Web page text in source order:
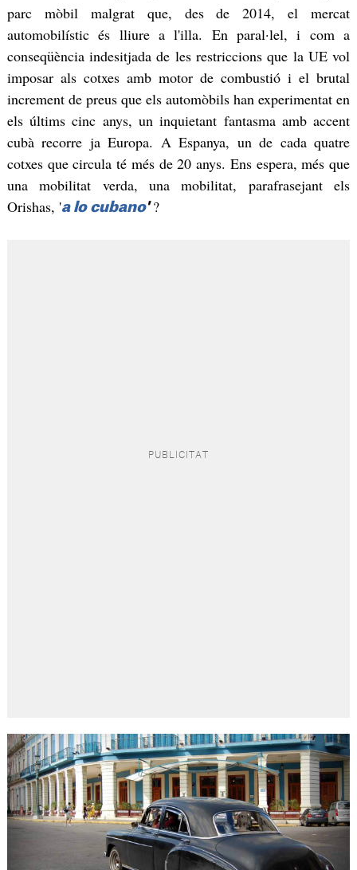
parc mòbil malgrat que, des de 2014, el mercat
automobilístic és lliure a l'illa. En paral·lel, i com a
conseqüència indesitjada de les restriccions que la UE vol
imposar als cotxes amb motor de combustió i el brutal
increment de preus que els automòbils han experimentat en
els últims cinc anys, un inquietant fantasma amb accent
cubà recorre ja Europa. A Espanya, un de cada quatre
cotxes que circula té més de 20 anys. Ens espera, més que
una mobilitat verda, una mobilitat, parafrasejant els
Orishas, 'a lo cubano' ?